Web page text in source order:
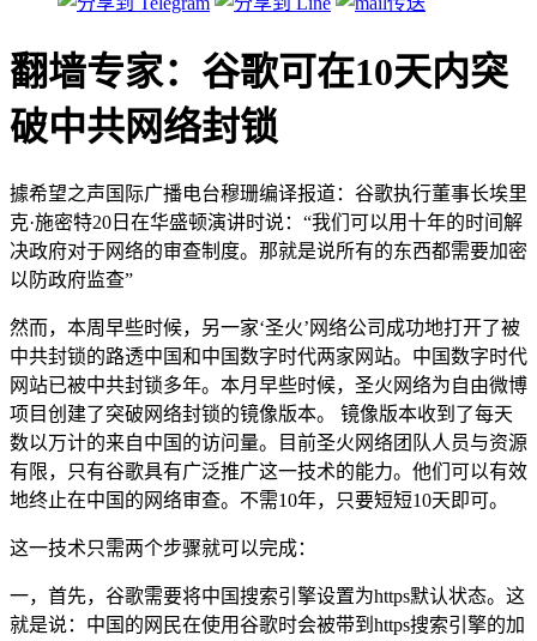
翻墙专家：谷歌可在10天内突
破中共网络封锁
據希望之声国际广播电台穆珊编译报道：谷歌执行董事长埃里
克·施密特20日在华盛顿演讲时说：“我们可以用十年的时间解
决政府对于网络的审查制度。那就是说所有的东西都需要加密
以防政府监查”
然而，本周早些时候，另一家‘圣火’网络公司成功地打开了被
中共封锁的路透中国和中国数字时代两家网站。中国数字时代
网站已被中共封锁多年。本月早些时候，圣火网络为自由微博
项目创建了突破网络封锁的镜像版本。 镜像版本收到了每天
数以万计的来自中国的访问量。目前圣火网络团队人员与资源
有限，只有谷歌具有广泛推广这一技术的能力。他们可以有效
地终止在中国的网络审查。不需10年，只要短短10天即可。
这一技术只需两个步骤就可以完成：
一，首先，谷歌需要将中国搜索引擎设置为https默认状态。这
就是说：中国的网民在使用谷歌时会被带到https搜索引擎的加